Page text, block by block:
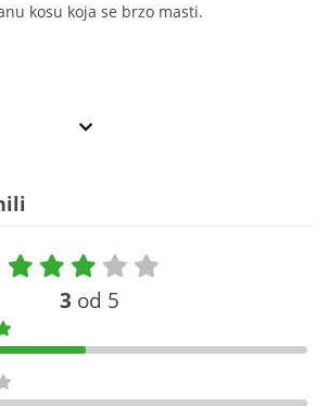
kosu koja se brzo masti.
3 od 5